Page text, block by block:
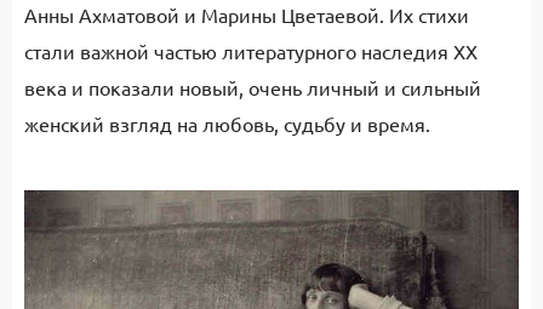
Анны Ахматовой и Марины Цветаевой. Их стихи
стали важной частью литературного наследия XX
века и показали новый, очень личный и сильный
женский взгляд на любовь, судьбу и время.